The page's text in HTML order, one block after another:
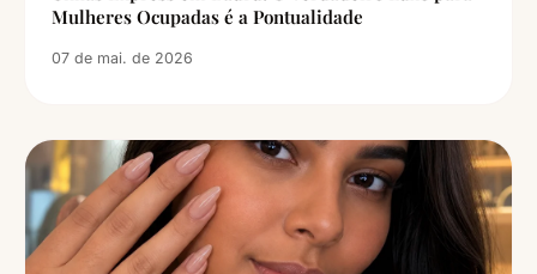
Mulheres Ocupadas é a Pontualidade
07 de mai. de 2026